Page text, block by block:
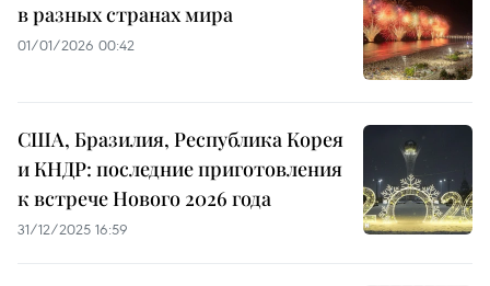
в разных странах мира
01/01/2026 00:42
США, Бразилия, Республика Корея
и КНДР: последние приготовления
к встрече Нового 2026 года
31/12/2025 16:59